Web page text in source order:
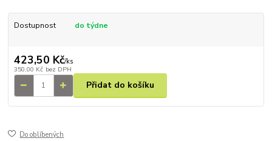
Dostupnost do týdne
423,50 Kč/ks
350,00 Kč bez DPH
Přidat do košíku
Do oblíbených